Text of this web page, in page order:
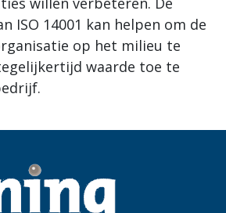
ISO 14001 kan helpen om de
op het milieu te
waarde toe te